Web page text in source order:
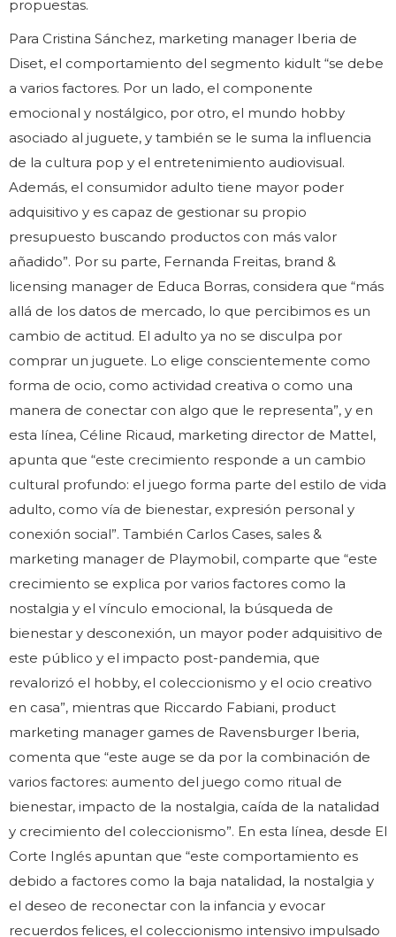
propuestas.
Para Cristina Sánchez, marketing manager Iberia de
Diset, el comportamiento del segmento kidult “se debe
a varios factores. Por un lado, el componente
emocional y nostálgico, por otro, el mundo hobby
asociado al juguete, y también se le suma la influencia
de la cultura pop y el entretenimiento audiovisual.
Además, el consumidor adulto tiene mayor poder
adquisitivo y es capaz de gestionar su propio
presupuesto buscando productos con más valor
añadido”. Por su parte, Fernanda Freitas, brand &
licensing manager de Educa Borras, considera que “más
allá de los datos de mercado, lo que percibimos es un
cambio de actitud. El adulto ya no se disculpa por
comprar un juguete. Lo elige conscientemente como
forma de ocio, como actividad creativa o como una
manera de conectar con algo que le representa”, y en
esta línea, Céline Ricaud, marketing director de Mattel,
apunta que “este crecimiento responde a un cambio
cultural profundo: el juego forma parte del estilo de vida
adulto, como vía de bienestar, expresión personal y
conexión social”. También Carlos Cases, sales &
marketing manager de Playmobil, comparte que “este
crecimiento se explica por varios factores como la
nostalgia y el vínculo emocional, la búsqueda de
bienestar y desconexión, un mayor poder adquisitivo de
este público y el impacto post-pandemia, que
revalorizó el hobby, el coleccionismo y el ocio creativo
en casa”, mientras que Riccardo Fabiani, product
marketing manager games de Ravensburger Iberia,
comenta que “este auge se da por la combinación de
varios factores: aumento del juego como ritual de
bienestar, impacto de la nostalgia, caída de la natalidad
y crecimiento del coleccionismo”. En esta línea, desde El
Corte Inglés apuntan que “este comportamiento es
debido a factores como la baja natalidad, la nostalgia y
el deseo de reconectar con la infancia y evocar
recuerdos felices, el coleccionismo intensivo impulsado